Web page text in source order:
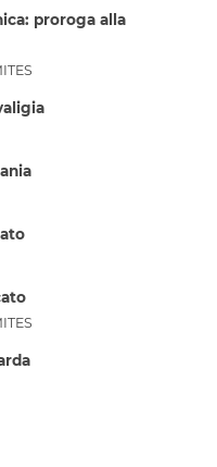
proroga alla